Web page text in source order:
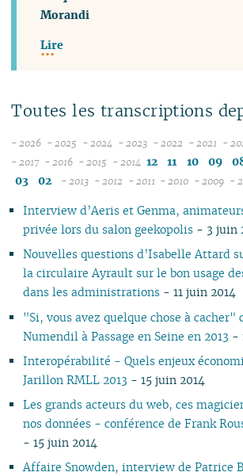
Morandi
Lire
Toutes les transcriptions
- 2026
07
05
04
03
02
01
- 2025
09
08
07
06
05
03
02
01
- 2024
09
08
07
06
05
03
02
01
- 2023
12
09
08
07
06
05
03
02
01
- 2022
12
09
08
07
06
05
03
02
01
- 2021
12
09
08
07
06
05
03
02
01
-
- 2017
12
10
09
08
07
06
04
03
02
01
- 2016
10
09
08
07
06
04
03
02
01
- 2015
10
09
08
07
06
04
03
02
- 2014 12 11 10 09
03
02 - 2013
10
09
08
04
02
- 2012
11
09
08
07
06
03
01
- 2011
11
10
09
08
07
05
04
03
- 2010
11
10
09
08
07
05
04
03
02
01
- 2009 -
Interview d’Aeris et Genma,
privée lors du salon geekopolis- 3 juin
Nouvelles questions d’Isabelle Attard
la circulaire Ayrault sur le bon usage
dans les administrations- 11 juin 2014
"Si, vous avez quelque chose à cacher"
Numendil à Passage en Seine en 2013 -
Interopérabilité - Quels enjeux
Jarillon RMLL 2013 - 15 juin 2014
Les grands acteurs du web, ces
nos données - conférence de Frank
- 15 juin 2014
Affaire Snowden, interview de Patrice